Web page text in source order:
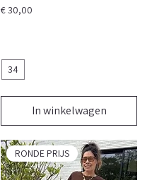
Prijs
€ 30,00
34
In winkelwagen
RONDE PRIJS